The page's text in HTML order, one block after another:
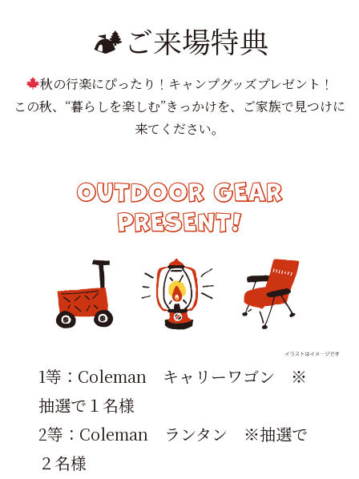
🏕ご来場特典
秋の行楽にぴったり！キャンプグッズプレゼント！
この秋、“暮らしを楽しむ”きっかけを、ご家族で見つけに
来てください。
1等：Coleman キャリーワゴン ※
抽選で１名様
2等：Coleman ランタン ※抽選で
２名様